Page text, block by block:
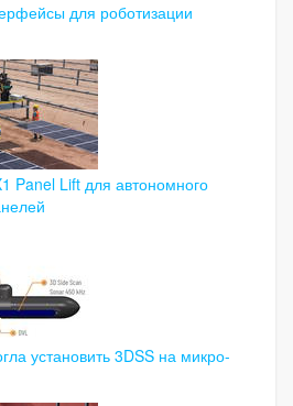
для роботизации
Panel Lift для автономного
установить 3DSS на микро-